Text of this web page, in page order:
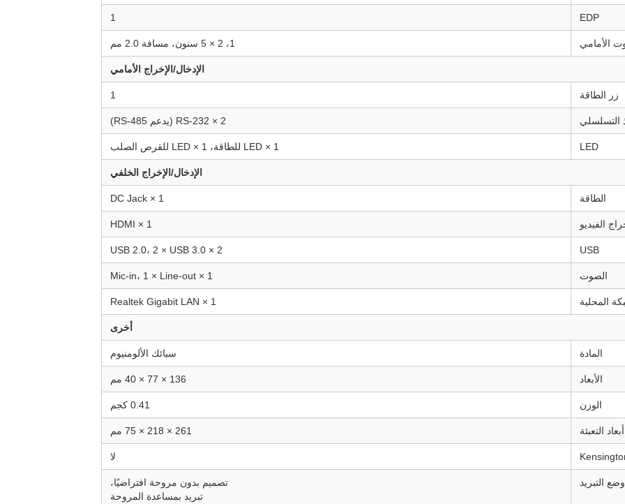
EDP
1
الأمامي 1، 2 × 5 سنون، مسافة 2.0 مم
الإدخال/الإخراج الأمامي
زر الطاقة 1
التسلسلي 2 × RS-232 (يدعم RS-485)
LED 1 × LED للطاقة، 1 × LED للقرص الصلب
الإدخال/الإخراج الخلفي
الطاقة 1 × DC Jack
الفيديو 1 × HDMI
USB 2 × USB 2.0، 2 × USB 3.0
الصوت 1 × Mic-in، 1 × Line-out
المحلية 1 × Realtek Gigabit LAN
أخرى
المادة سبائك الألومنيوم
الأبعاد 136 × 77 × 40 مم
الوزن 0.41 كجم
أبعاد التعبئة 261 × 218 × 75 مم
لا
وضع التبريد
تصميم بدون مروحة افتراضيًا،
تبريد بمساعدة المروحة